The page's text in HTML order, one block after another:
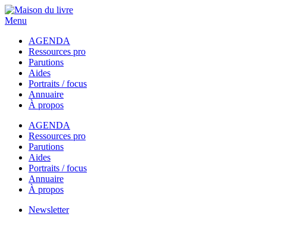
Menu
AGENDA
Ressources pro
Parutions
Aides
Portraits / focus
Annuaire
À propos
AGENDA
Ressources pro
Parutions
Aides
Portraits / focus
Annuaire
À propos
Newsletter